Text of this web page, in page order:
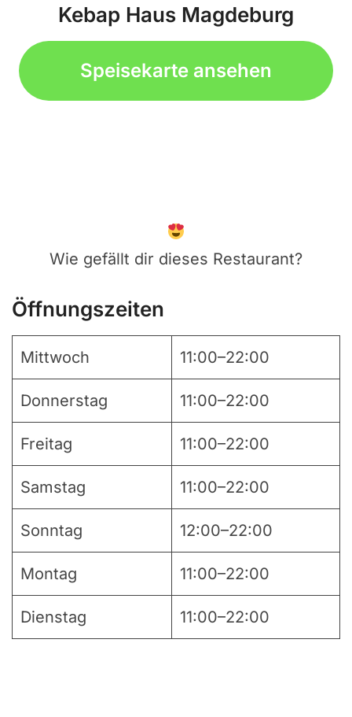
Kebap Haus Magdeburg
Speisekarte ansehen
Wie gefällt dir dieses Restaurant?
Öffnungszeiten
Mittwoch 11:00–22:00
Donnerstag 11:00–22:00
Freitag 11:00–22:00
Samstag 11:00–22:00
Sonntag 12:00–22:00
Montag 11:00–22:00
Dienstag 11:00–22:00